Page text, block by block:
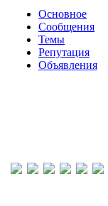
Основное
Сообщения
Темы
Репутация
Объявления